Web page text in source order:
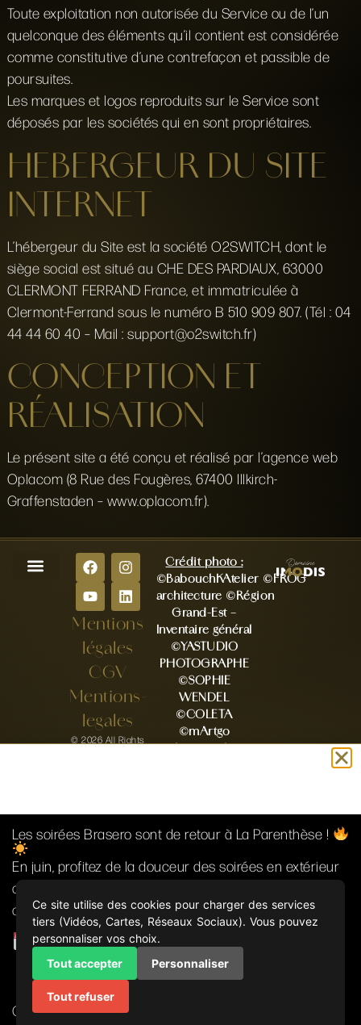
Toute exploitation non autorisée du Service ou de l’un
quelconque des éléments qu’il contient est considérée
comme constitutive d’une contrefaçon et passible de
poursuites.
Les marques et logos reproduits sur le Service sont
déposés par les sociétés qui en sont propriétaires.
HEBERGEUR DU SITE
INTERNET
L’hébergeur du Site est la société O2SWITCH, dont le
siège social est situé au CHE DES PARDIAUX, 63000
CLERMONT FERRAND France, et immatriculée à
Clermont-Ferrand sous le numéro B 510 909 807. (Tél : 04
44 44 60 40 – Mail : support@o2switch.fr)
CONCEPTION ET
RÉALISATION
Le présent site a été conçu et réalisé par l’agence web
Oplacom (8 Rue des Fougères, 67400 Illkirch-
Graffenstaden – www.oplacom.fr).
Mentions
légales
CGV
Mentions-
legales
© 2026 All Rights
Crédit photo :
©BabouchKAtelier ©FRÖG
architecture ©Région
Grand-Est –
Inventaire général
©YASTUDIO
PHOTOGRAPHE
©SOPHIE
WENDEL
©COLETA
©mArtgo
photographie
©Charlotte
beaune mariage
Steyer – MetJ
©Lisa marie
photographie(88)
©Stéphanie
Adresse :
3 rue du Châtelet
Ce site utilise des cookies pour charger des services
tiers (Vidéos, Cartes, Réseaux Sociaux). Vous pouvez
personnaliser vos choix.
Tout accepter
Personnaliser
Tout refuser
Les soirées Brasero sont de retour à La Parenthèse !
En juin, profitez de la douceur des soirées en extérieur
autour de notre brasero. Bonne ambiance, grand air et
convivialité garantis !
Agenda :
Mercredi 22 juillet: Soirée brasero au coin du feu.
On vous attend nombreux pour vibrer et se régaler !